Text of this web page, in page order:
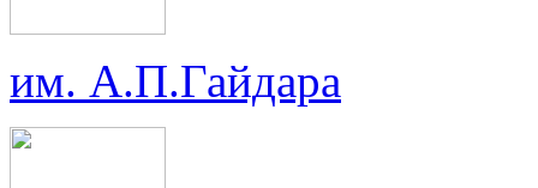
им. А.П.Гайдара